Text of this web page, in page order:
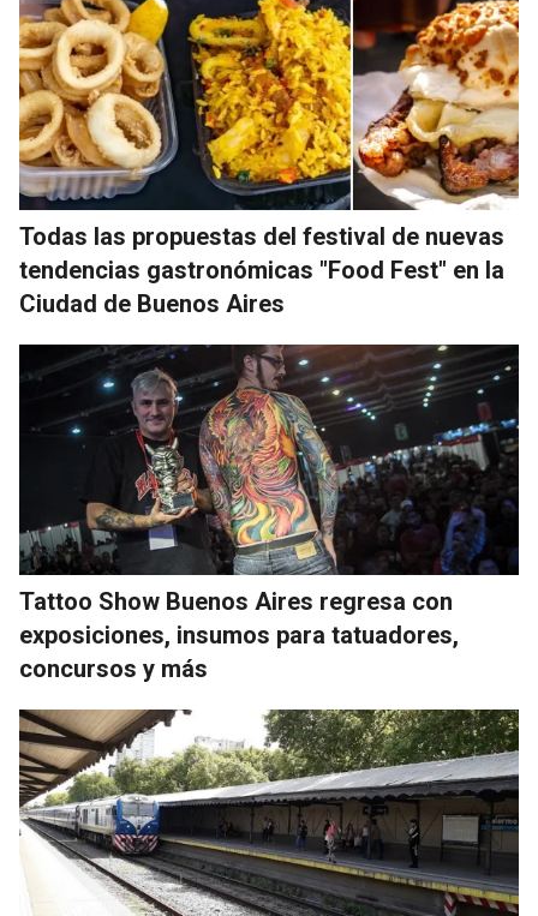
Todas las propuestas del festival de nuevas
tendencias gastronómicas "Food Fest" en la
Ciudad de Buenos Aires
Tattoo Show Buenos Aires regresa con
exposiciones, insumos para tatuadores,
concursos y más